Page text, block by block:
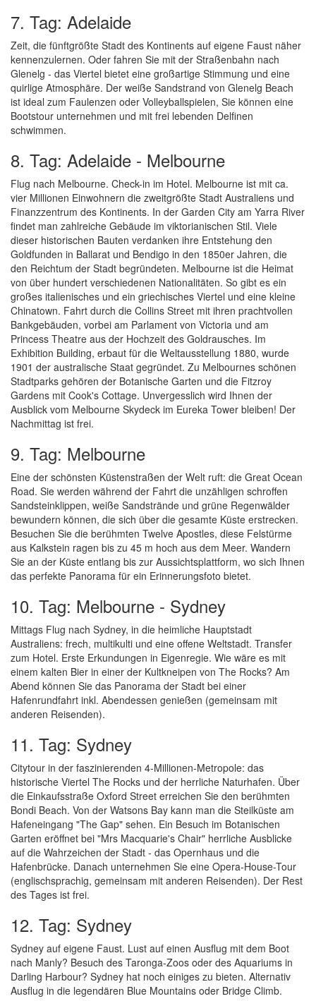
7. Tag: Adelaide
Zeit, die fünftgrößte Stadt des Kontinents auf eigene Faust näher
kennenzulernen. Oder fahren Sie mit der Straßenbahn nach
Glenelg - das Viertel bietet eine großartige Stimmung und eine
quirlige Atmosphäre. Der weiße Sandstrand von Glenelg Beach
ist ideal zum Faulenzen oder Volleyballspielen, Sie können eine
Bootstour unternehmen und mit frei lebenden Delfinen
schwimmen.
8. Tag: Adelaide - Melbourne
Flug nach Melbourne. Check-in im Hotel. Melbourne ist mit ca.
vier Millionen Einwohnern die zweitgrößte Stadt Australiens und
Finanzzentrum des Kontinents. In der Garden City am Yarra River
findet man zahlreiche Gebäude im viktorianischen Stil. Viele
dieser historischen Bauten verdanken ihre Entstehung den
Goldfunden in Ballarat und Bendigo in den 1850er Jahren, die
den Reichtum der Stadt begründeten. Melbourne ist die Heimat
von über hundert verschiedenen Nationalitäten. So gibt es ein
großes italienisches und ein griechisches Viertel und eine kleine
Chinatown. Fahrt durch die Collins Street mit ihren prachtvollen
Bankgebäuden, vorbei am Parlament von Victoria und am
Princess Theatre aus der Hochzeit des Goldrausches. Im
Exhibition Building, erbaut für die Weltausstellung 1880, wurde
1901 der australische Staat gegründet. Zu Melbournes schönen
Stadtparks gehören der Botanische Garten und die Fitzroy
Gardens mit Cook's Cottage. Unvergesslich wird Ihnen der
Ausblick vom Melbourne Skydeck im Eureka Tower bleiben! Der
Nachmittag ist frei.
9. Tag: Melbourne
Eine der schönsten Küstenstraßen der Welt ruft: die Great Ocean
Road. Sie werden während der Fahrt die unzähligen schroffen
Sandsteinklippen, weiße Sandstrände und grüne Regenwälder
bewundern können, die sich über die gesamte Küste erstrecken.
Besuchen Sie die berühmten Twelve Apostles, diese Felstürme
aus Kalkstein ragen bis zu 45 m hoch aus dem Meer. Wandern
Sie an der Küste entlang bis zur Aussichtsplattform, wo sich Ihnen
das perfekte Panorama für ein Erinnerungsfoto bietet.
10. Tag: Melbourne - Sydney
Mittags Flug nach Sydney, in die heimliche Hauptstadt
Australiens: frech, multikulti und eine offene Weltstadt. Transfer
zum Hotel. Erste Erkundungen in Eigenregie. Wie wäre es mit
einem kalten Bier in einer der Kultkneipen von The Rocks? Am
Abend können Sie das Panorama der Stadt bei einer
Hafenrundfahrt inkl. Abendessen genießen (gemeinsam mit
anderen Reisenden).
11. Tag: Sydney
Citytour in der faszinierenden 4-Millionen-Metropole: das
historische Viertel The Rocks und der herrliche Naturhafen. Über
die Einkaufsstraße Oxford Street erreichen Sie den berühmten
Bondi Beach. Von der Watsons Bay kann man die Steilküste am
Hafeneingang "The Gap" sehen. Ein Besuch im Botanischen
Garten eröffnet bei "Mrs Macquarie's Chair" herrliche Ausblicke
auf die Wahrzeichen der Stadt - das Opernhaus und die
Hafenbrücke. Danach unternehmen Sie eine Opera-House-Tour
(englischsprachig, gemeinsam mit anderen Reisenden). Der Rest
des Tages ist frei.
12. Tag: Sydney
Sydney auf eigene Faust. Lust auf einen Ausflug mit dem Boot
nach Manly? Besuch des Taronga-Zoos oder des Aquariums in
Darling Harbour? Sydney hat noch einiges zu bieten. Alternativ
Ausflug in die legendären Blue Mountains oder Bridge Climb.